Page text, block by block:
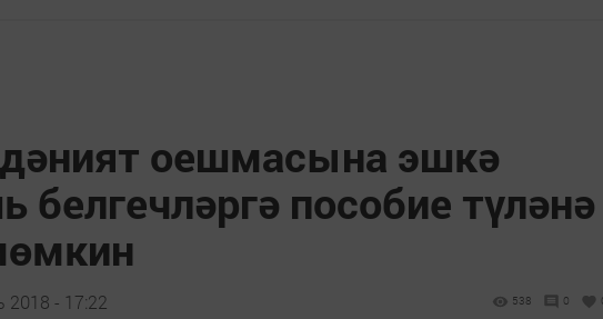
оешмасына эшкә
белгечләргә пособие түләнә
2018 - 17:22 538 0